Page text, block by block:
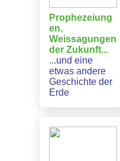
Prophezeiung
en,
Weissagungen
der Zukunft...
...und eine
etwas andere
Geschichte der
Erde